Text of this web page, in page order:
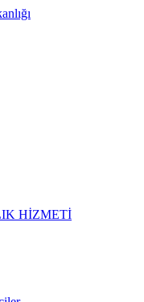
HİZMETİ